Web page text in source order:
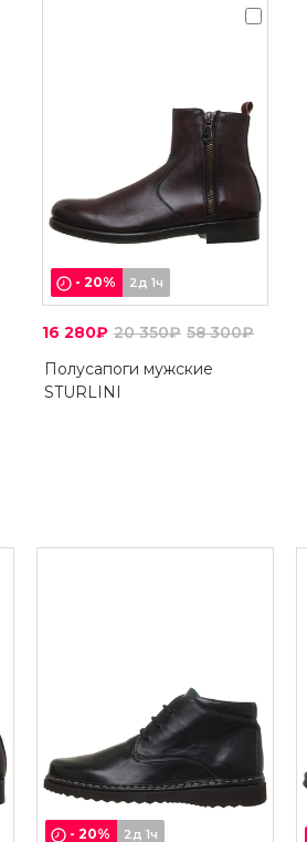
- 20% 2д 1ч
16 280₽ 20 350₽ 58 300₽
Полусапоги мужские
STURLINI
- 20% 2д 1ч